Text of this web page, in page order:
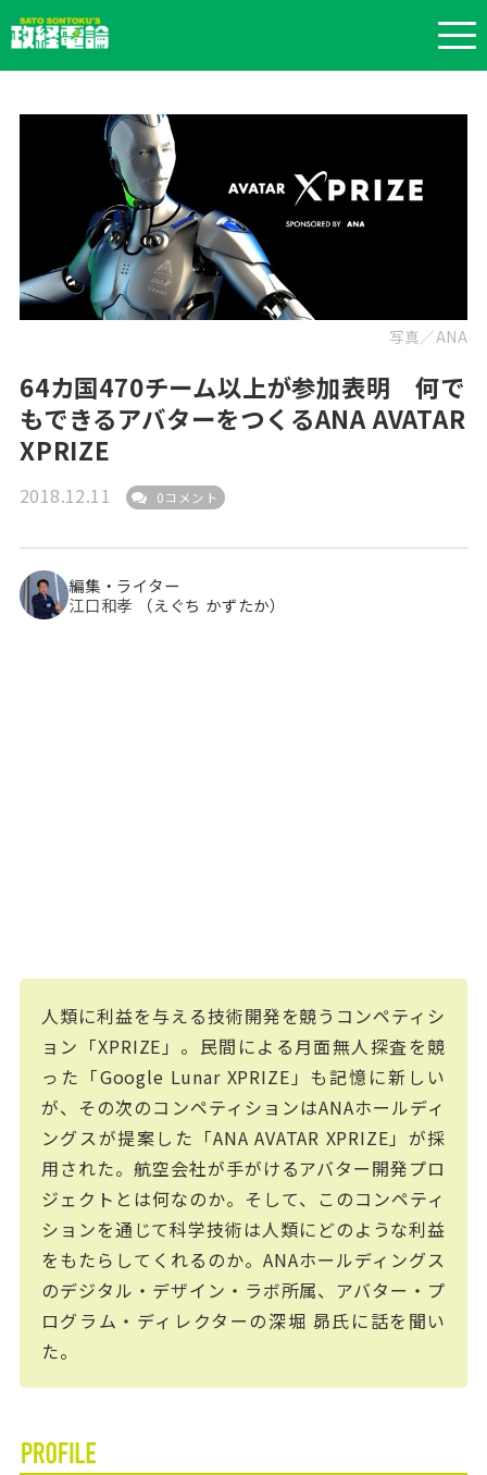
写真／ANA
64カ国470チーム以上が参加表明 何で
もできるアバターをつくるANA AVATAR
XPRIZE
2018.12.11 0コメント
編集・ライター
江口和孝
（えぐち かずたか）
人類に利益を与える技術開発を競うコンペティシ
ョン「XPRIZE」。民間による月面無人探査を競
った「Google Lunar XPRIZE」も記憶に新しい
が、その次のコンペティションはANAホールディ
ングスが提案した「ANA AVATAR XPRIZE」が採
用された。航空会社が手がけるアバター開発プロ
ジェクトとは何なのか。そして、このコンペティ
ションを通じて科学技術は人類にどのような利益
をもたらしてくれるのか。ANAホールディングス
のデジタル・デザイン・ラボ所属、アバター・プ
ログラム・ディレクターの深堀 昴氏に話を聞い
た。